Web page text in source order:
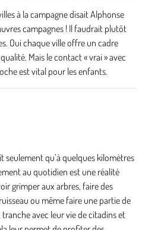
à la campagne disait Alphonse
campagnes ! Il faudrait plutôt
Oui chaque ville offre un cadre
Mais le contact « vrai » avec
est vital pour les enfants.
seulement qu’à quelques kilomètres
au quotidien est une réalité
grimper aux arbres, faire des
ou même faire une partie de
avec leur vie de citadins et